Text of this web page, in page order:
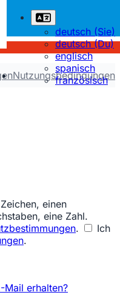
deutsch (Sie)
deutsch (Du)
englisch
spanisch
französisch
Nutzungsbedingungen
einen
eine Zahl.
.
Ich
.
Mail erhalten?